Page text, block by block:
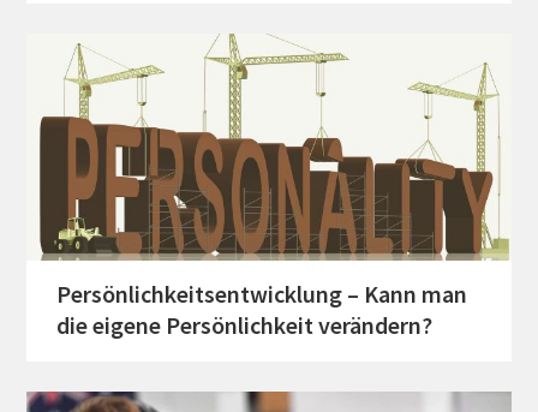
Persönlichkeitsentwicklung – Kann man
die eigene Persönlichkeit verändern?